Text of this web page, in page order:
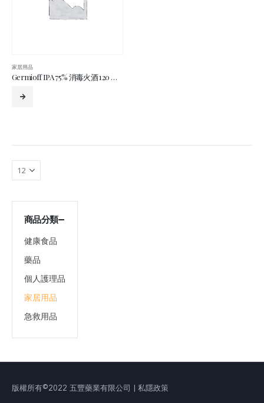
家居用品
Germioff IPA 75% 消毒火酒 120 毫升
商品分類
健康食品
藥品
個人護理品
家居用品
急救用品
版權所有©2022 五豐藥業有限公司 | 私隱政策